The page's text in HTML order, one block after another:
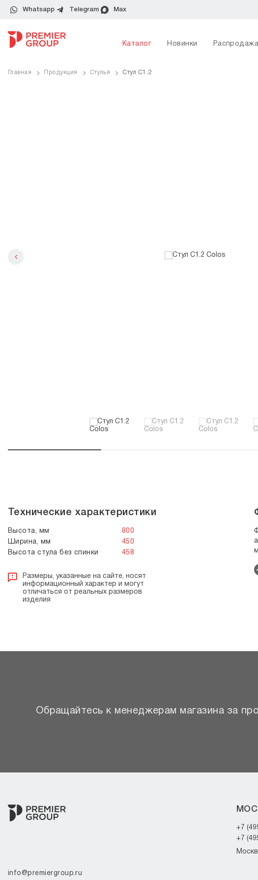
Whatsapp Telegram Max
Каталог Новинки Распродажа
Главная Продукция Стулья Стул C1.2
Технические характеристики
Высота, мм
800
Ширина, мм
450
Высота стула без спинки
458
Размеры, указанные на сайте, носят
информационный характер и могут
отличаться от реальных размеров
изделия
Обращайтесь к менеджерам магазина за
info@premiergroup.ru
+7
+7